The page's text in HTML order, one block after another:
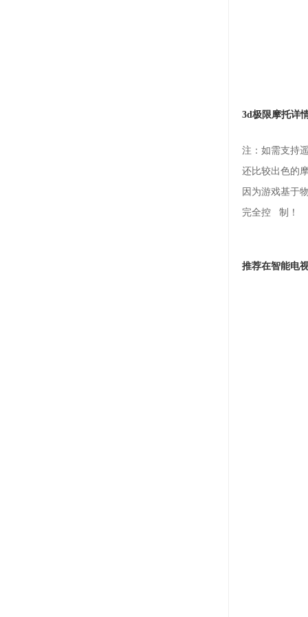
3d极限摩托详
注：如需支持
还比较出色的
因为游戏基于
完全控 制！
推荐在智能电